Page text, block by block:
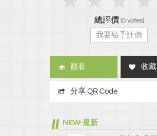
總評價 (0votes)
我要给予評價
觀看 收藏
分享 QR Code
NEW-最新